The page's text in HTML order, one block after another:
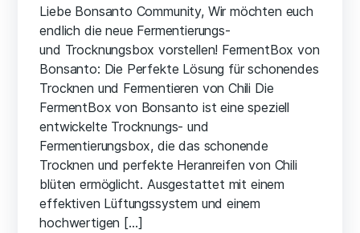
Liebe Bonsanto Community, Wir möchten euch
endlich die neue Fermentierungs-
und Trocknungsbox vorstellen! FermentBox von
Bonsanto: Die Perfekte Lösung für schonendes
Trocknen und Fermentieren von Chili Die
FermentBox von Bonsanto ist eine speziell
entwickelte Trocknungs- und
Fermentierungsbox, die das schonende
Trocknen und perfekte Heranreifen von Chili
blüten ermöglicht. Ausgestattet mit einem
effektiven Lüftungssystem und einem
hochwertigen […]